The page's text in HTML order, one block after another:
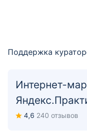
Поддержка
Интернет-
4,6 240 отзывов